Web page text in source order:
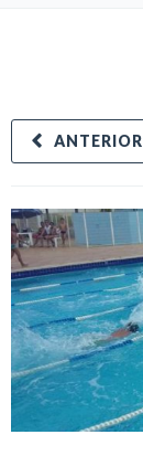
ANTERIOR